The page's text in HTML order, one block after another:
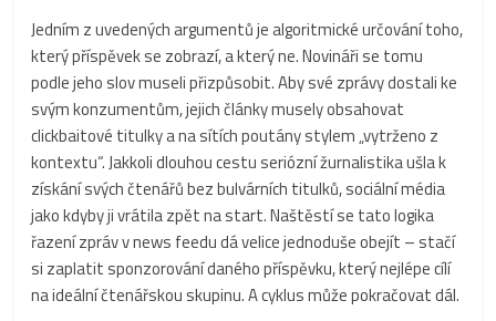
Jedním z uvedených argumentů je algoritmické určování toho,
který příspěvek se zobrazí, a který ne. Novináři se tomu
podle jeho slov museli přizpůsobit. Aby své zprávy dostali ke
svým konzumentům, jejich články musely obsahovat
clickbaitové titulky a na sítích poutány stylem „vytrženo z
kontextu“. Jakkoli dlouhou cestu seriózní žurnalistika ušla k
získání svých čtenářů bez bulvárních titulků, sociální média
jako kdyby ji vrátila zpět na start. Naštěstí se tato logika
řazení zpráv v news feedu dá velice jednoduše obejít – stačí
si zaplatit sponzorování daného příspěvku, který nejlépe cílí
na ideální čtenářskou skupinu. A cyklus může pokračovat dál.